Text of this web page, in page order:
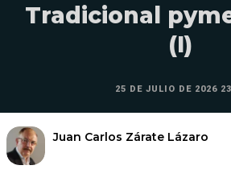
Tradicional
(I)
25 DE JULIO DE 2026
Juan Carlos Zárate Lázaro